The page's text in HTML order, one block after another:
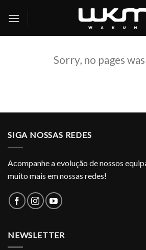
Sorry, no pages
SIGA NOSSAS REDES
Acompanhe a evolução de nossos
muito mais em nossas redes!
NEWSLETTER